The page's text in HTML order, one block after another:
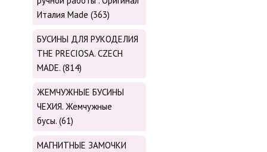
Италия Made (363)
БУСИНЫ ДЛЯ РУКОДЕЛИЯ
THE PRECIOSA. CZECH
MADE. (814)
ЖЕМЧУЖНЫЕ БУСИНЫ
ЧЕХИЯ. Жемчужные
бусы. (61)
МАГНИТНЫЕ ЗАМОЧКИ